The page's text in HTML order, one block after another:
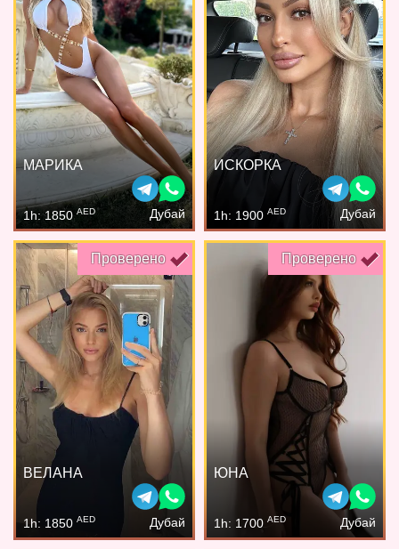
МАРИКА
1h: 1850 AED Дубай
ИСКОРКА
1h: 1900 AED Дубай
Проверено
ВЕЛАНА
1h: 1850 AED Дубай
Проверено
ЮНА
1h: 1700 AED Дубай